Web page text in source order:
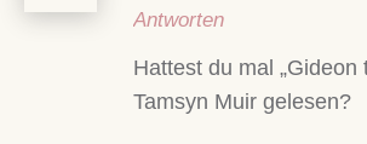
Antworten
Hattest du mal „Gideon
Tamsyn Muir gelesen?